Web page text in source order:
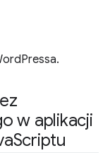
w aplikacji
Scriptu